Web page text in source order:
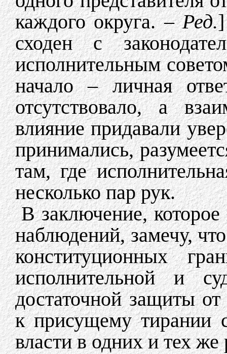
каждого округа. –Ред.
сходен с
исполнительным
начало – личная
отсутствовало, а
влияние придавали
принимались,
там, где
несколько пар рук.
В заключение,
наблюдений, замечу,
конституционных
исполнительной и
достаточной защиты
к присущему тирании
власти в одних и тех же